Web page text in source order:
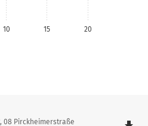
10 15 20
08 Pirckheimerstraße